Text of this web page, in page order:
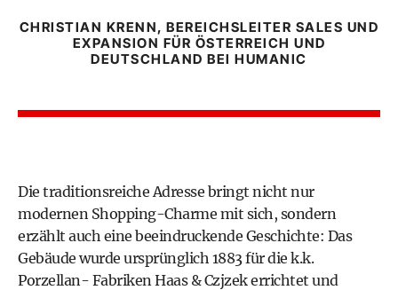
CHRISTIAN KRENN, BEREICHSLEITER SALES UND
EXPANSION FÜR ÖSTERREICH UND
DEUTSCHLAND BEI HUMANIC
Die traditionsreiche Adresse bringt nicht nur
modernen Shopping-Charme mit sich, sondern
erzählt auch eine beeindruckende Geschichte: Das
Gebäude wurde ursprünglich 1883 für die k.k.
Porzellan- Fabriken Haas & Czjzek errichtet und